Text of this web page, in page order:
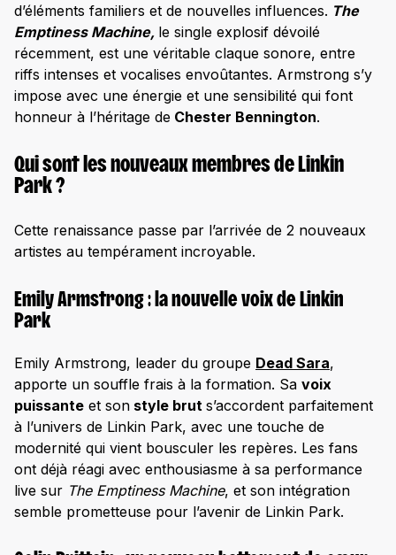
d’éléments familiers et de nouvelles influences. The
Emptiness Machine, le single explosif dévoilé
récemment, est une véritable claque sonore, entre
riffs intenses et vocalises envoûtantes. Armstrong s’y
impose avec une énergie et une sensibilité qui font
honneur à l’héritage de Chester Bennington.
Qui sont les nouveaux membres de Linkin
Park ?
Cette renaissance passe par l’arrivée de 2 nouveaux
artistes au tempérament incroyable.
Emily Armstrong : la nouvelle voix de Linkin
Park
Emily Armstrong, leader du groupe Dead Sara,
apporte un souffle frais à la formation. Sa voix
puissante et son style brut s’accordent parfaitement
à l’univers de Linkin Park, avec une touche de
modernité qui vient bousculer les repères. Les fans
ont déjà réagi avec enthousiasme à sa performance
live sur The Emptiness Machine, et son intégration
semble prometteuse pour l’avenir de Linkin Park.